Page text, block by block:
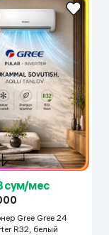
сум/мес
Gree Gree 24
R32, белый